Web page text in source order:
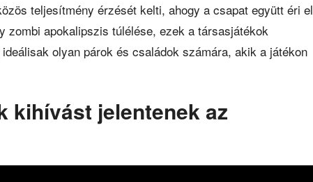
teljesítmény érzését kelti, ahogy a csapat együtt éri el
zombi apokalipszis túlélése, ezek a társasjátékok
olyan párok és családok számára, akik a játékon
kihívást jelentenek az